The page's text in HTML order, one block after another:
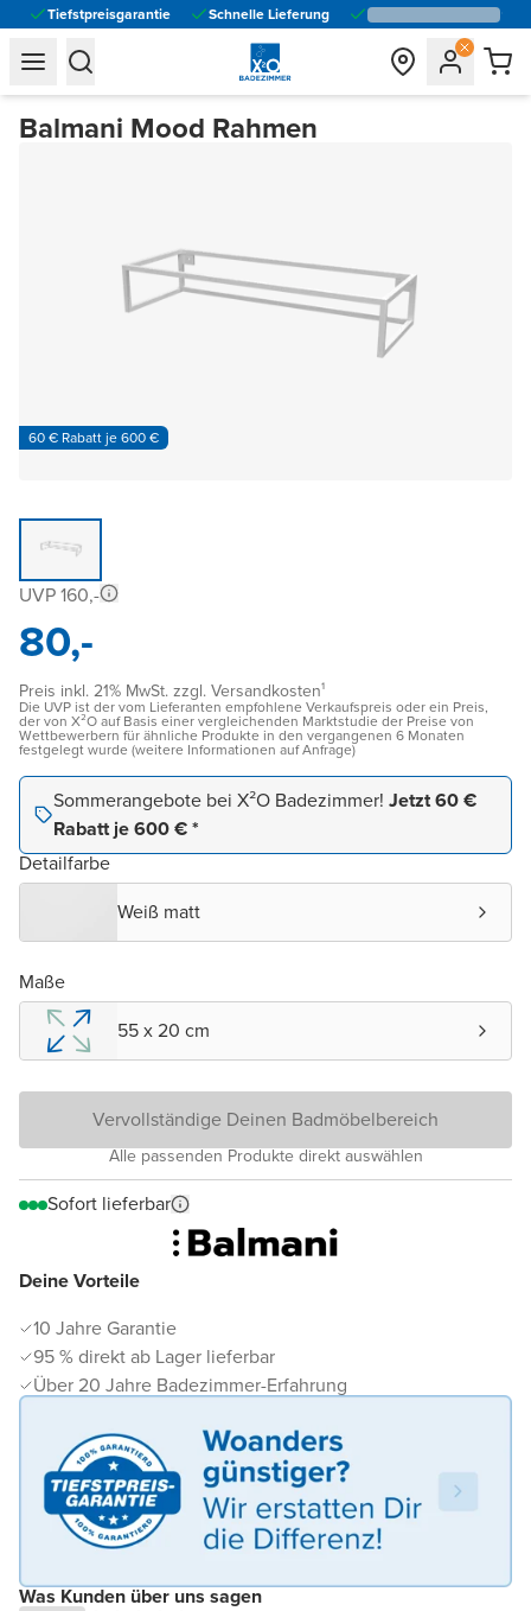
Tiefstpreisgarantie Schnelle Lieferung
general.navigation.toggle_menu.label
general.navigation.toggle_menu.label
Balmani Mood Rahmen
60 € Rabatt je 600 €
Deine Vorteile
10 Jahre Garantie
95 % direkt ab Lager lieferbar
Über 20 Jahre Badezimmer-Erfahrung
Was Kunden über uns sagen
UVP 160,-
80,-
Preis inkl. 21% MwSt. zzgl. Versandkosten¹
Die UVP ist der vom Lieferanten empfohlene Verkaufspreis oder ein Preis,
der von X²O auf Basis einer vergleichenden Marktstudie der Preise von
Wettbewerbern für ähnliche Produkte in den vergangenen 6 Monaten
festgelegt wurde (weitere Informationen auf Anfrage)
Sommerangebote bei X²O Badezimmer! Jetzt 60 €
Rabatt je 600 € *
Detailfarbe
Weiß matt
Maße
55 x 20 cm
Vervollständige Deinen Badmöbelbereich
Alle passenden Produkte direkt auswählen
Sofort lieferbar